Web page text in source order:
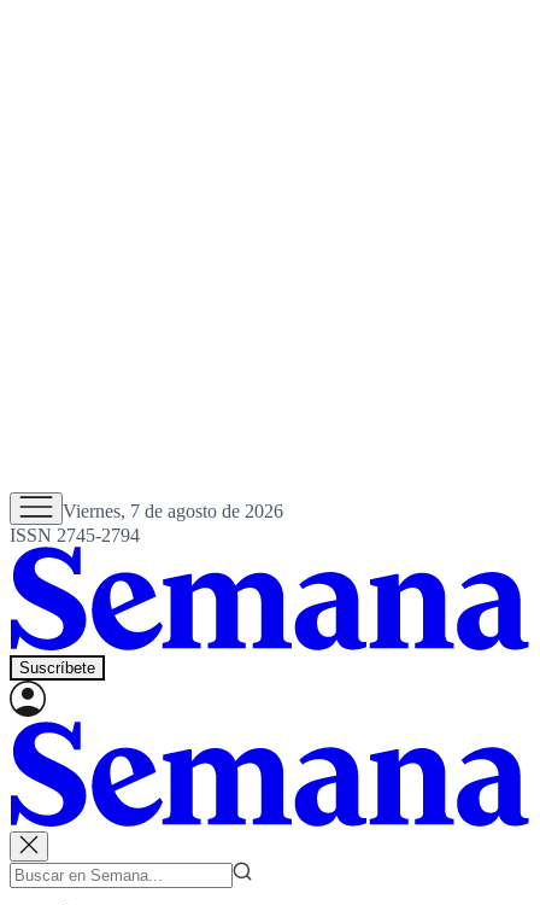
Viernes, 7 de agosto de 2026
ISSN 2745-2794
Suscríbete